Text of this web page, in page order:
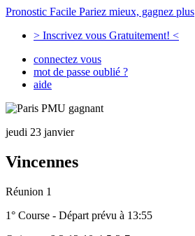
Pronostic Facile Pariez mieux, gagnez plus
> Inscrivez vous Gratuitement! <
connectez vous
mot de passe oublié ?
aide
jeudi 23 janvier
Vincennes
Réunion 1
1° Course - Départ prévu à 13:55